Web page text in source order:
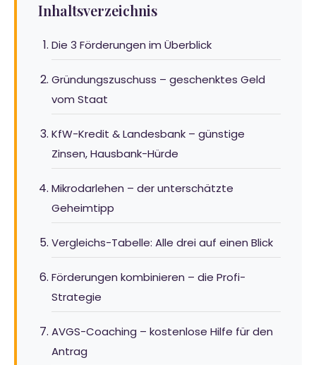
Inhaltsverzeichnis
Die 3 Förderungen im Überblick
Gründungszuschuss – geschenktes Geld
vom Staat
KfW-Kredit & Landesbank – günstige
Zinsen, Hausbank-Hürde
Mikrodarlehen – der unterschätzte
Geheimtipp
Vergleichs-Tabelle: Alle drei auf einen Blick
Förderungen kombinieren – die Profi-
Strategie
AVGS-Coaching – kostenlose Hilfe für den
Antrag